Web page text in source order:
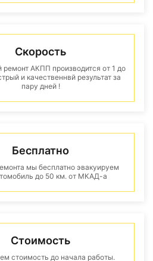
Скорость
ремонт АКПП производится от 1 до
и качественнвй результат за
пару дней !
Бесплатно
мы бесплатно эвакуируем
до 50 км. от МКАД-а
Стоимость
стоимость до начала работы.